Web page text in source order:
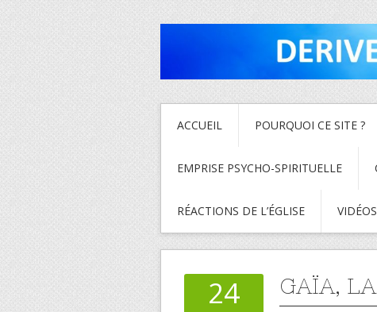
ACCUEIL POURQUOI CE SITE ?
EMPRISE PSYCHO-SPIRITUELLE
RÉACTIONS DE L’ÉGLISE VIDÉOS
24 GAÏA,